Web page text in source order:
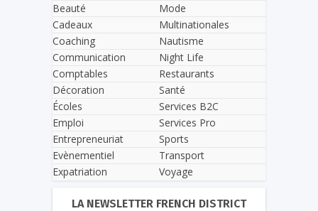
Beauté
Cadeaux
Coaching
Communication
Comptables
Décoration
Écoles
Emploi
Entrepreneuriat
Evènementiel
Expatriation
Mode
Multinationales
Nautisme
Night Life
Restaurants
Santé
Services B2C
Services Pro
Sports
Transport
Voyage
LA NEWSLETTER FRENCH DISTRICT